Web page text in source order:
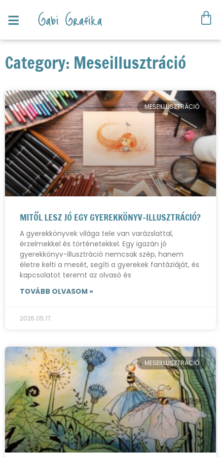
Gabi Grafika
Category: Meseillusztráció
MESEILLUSZTRÁCIÓ
MITŐL LESZ JÓ EGY GYEREKKÖNYV-ILLUSZTRÁCIÓ?
A gyerekkönyvek világa tele van varázslattal,
érzelmekkel és történetekkel. Egy igazán jó
gyerekkönyv-illusztráció nemcsak szép, hanem
életre kelti a mesét, segíti a gyerekek fantáziáját, és
kapcsolatot teremt az olvasó és
TOVÁBB OLVASOM »
2026.05.17.
MESEILLUSZTRÁCIÓ